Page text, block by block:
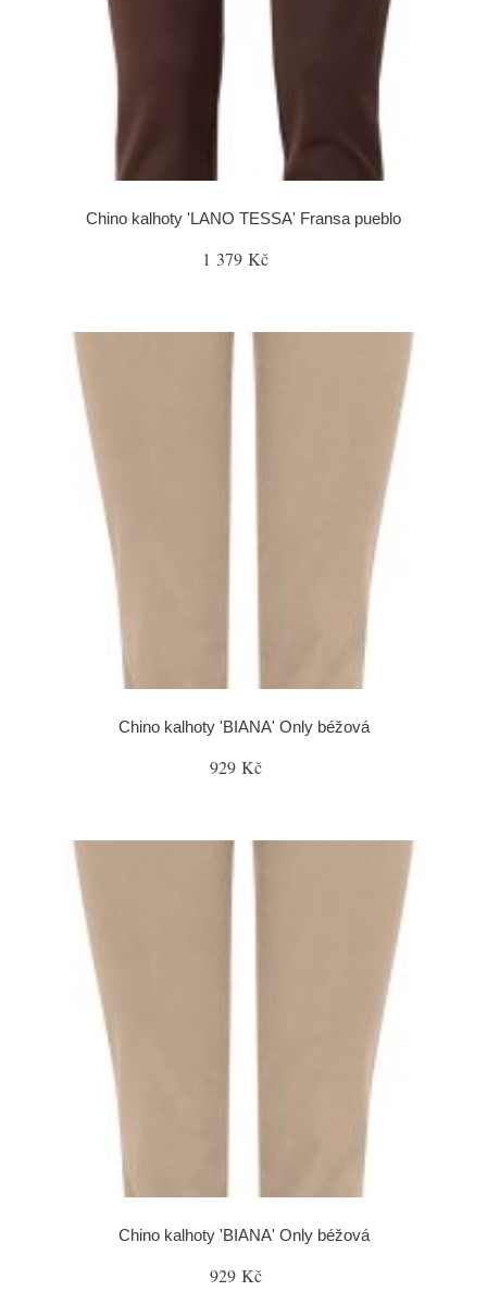
Chino kalhoty 'LANO TESSA' Fransa pueblo
1 379 Kč
Chino kalhoty 'BIANA' Only béžová
929 Kč
Chino kalhoty 'BIANA' Only béžová
929 Kč